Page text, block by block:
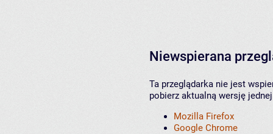
Niewspierana
Ta przeglądarka nie jest
pobierz aktualną wersję
Mozilla Firefox
Google Chrome